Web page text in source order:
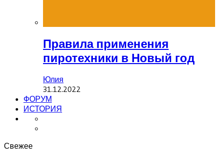
Правила применения
пиротехники в Новый год
Юлия
31.12.2022
ФОРУМ
ИСТОРИЯ
Свежее